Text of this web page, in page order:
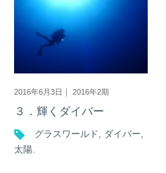
2016年6月3日｜ 2016年2期
３．輝くダイバー
グラスワールド ダイバー
太陽